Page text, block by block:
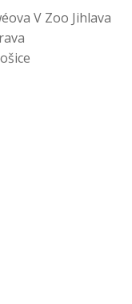
V Zoo Jihlava